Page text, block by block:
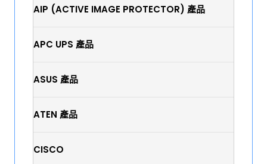
AIP (ACTIVE IMAGE PROTECTOR) 產品
APC UPS 產品
ASUS 產品
ATEN 產品
CISCO